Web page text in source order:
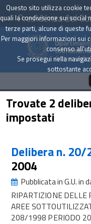
Presidenza del
Archivio delle
Trovate 2
impostati
Delibera n. 20/
2004
Pubblicata in G.U.
RIPARTIZIONE DELLE
AREE
208/1998 PERIODO
Questo sito utilizza cookie
quali la condivisione sui social
terze parti, alcune di queste
Per maggiori informazioni sui
consenso
Se prosegui nella
sottostante